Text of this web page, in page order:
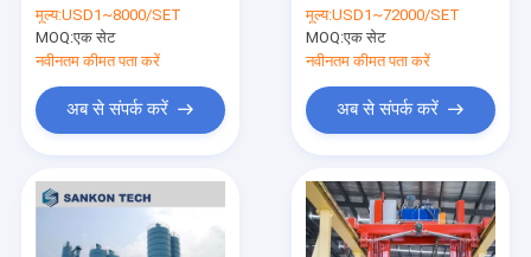
मूल्य:USD1~8000/SET
MOQ:एक सेट
नवीनतम कीमत पता करें
अब से संपर्क करें
मूल्य:USD1~72000/SET
MOQ:एक सेट
नवीनतम कीमत पता करें
अब से संपर्क करें